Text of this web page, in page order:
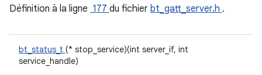
Définition à la ligne 177 du fichier bt_gatt_server.h .
bt_status_t (* stop_service)(int server_if, int
service_handle)